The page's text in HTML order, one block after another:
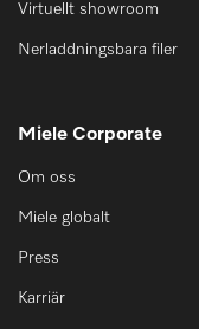
Virtuellt showroom
Nerladdningsbara filer
Miele Corporate
Om oss
Miele globalt
Press
Karriär